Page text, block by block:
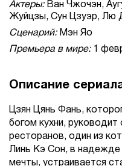
Актеры:Ван Чжочэн,
Жуйцзы, Сун Цзуэр, Лю
Сценарий:Мэн Яо
Премьера в мире:1
Описание
Цзян Цянь Фань,
богом кухни,
ресторанов, один из
Линь Кэ Сон, в надежде
мечты, устраивается